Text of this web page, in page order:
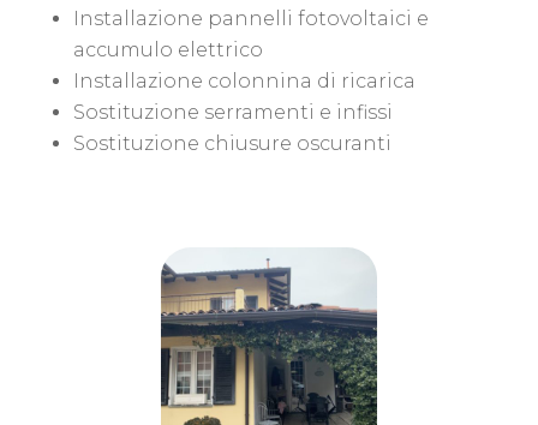
Installazione pannelli fotovoltaici e
accumulo elettrico
Installazione colonnina di ricarica
Sostituzione serramenti e infissi
Sostituzione chiusure oscuranti